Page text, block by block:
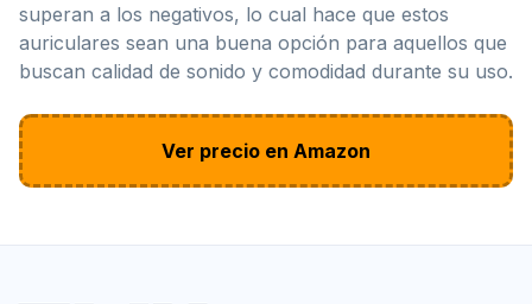
superan a los negativos, lo cual hace que estos
auriculares sean una buena opción para aquellos que
buscan calidad de sonido y comodidad durante su uso.
Ver precio en Amazon